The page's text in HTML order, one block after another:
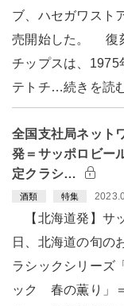
ブ、ハセガワスト
売開始した。 復
チップスは、1975
テトチ…続きを読
全国支社局ネット
発＝サッポロビー
定クラシ…
酒類 特集
【北海道発】サ
日、北海道の旬の
ラシックシリー
ック 春の薫り」